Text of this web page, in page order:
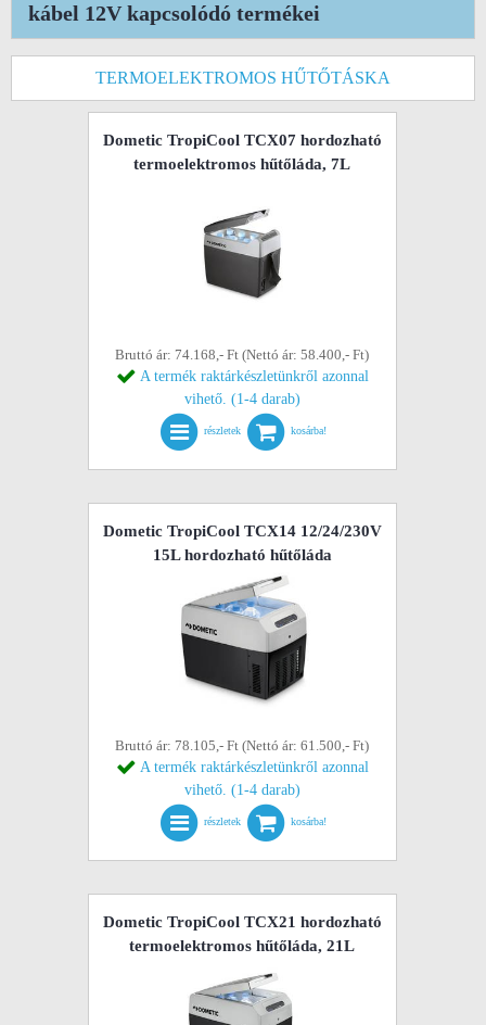
kábel 12V kapcsolódó termékei
TERMOELEKTROMOS HŰTŐTÁSKA
Dometic TropiCool TCX07 hordozható
termoelektromos hűtőláda, 7L
Bruttó ár: 74.168,- Ft (Nettó ár: 58.400,- Ft)
A termék raktárkészletünkről azonnal
vihető. (1-4 darab)
részletek kosárba!
Dometic TropiCool TCX14 12/24/230V
15L hordozható hűtőláda
Bruttó ár: 78.105,- Ft (Nettó ár: 61.500,- Ft)
A termék raktárkészletünkről azonnal
vihető. (1-4 darab)
részletek kosárba!
Dometic TropiCool TCX21 hordozható
termoelektromos hűtőláda, 21L